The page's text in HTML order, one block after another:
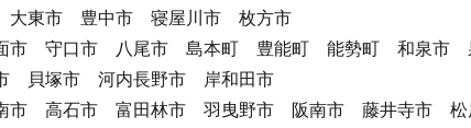
東市 豊中市 寝屋川市 枚方市
市 守口市 八尾市 島本町 豊能町 能勢町 和泉市
貝塚市 河内長野市 岸和田市
市 高石市 富田林市 羽曳野市 阪南市 藤井寺市